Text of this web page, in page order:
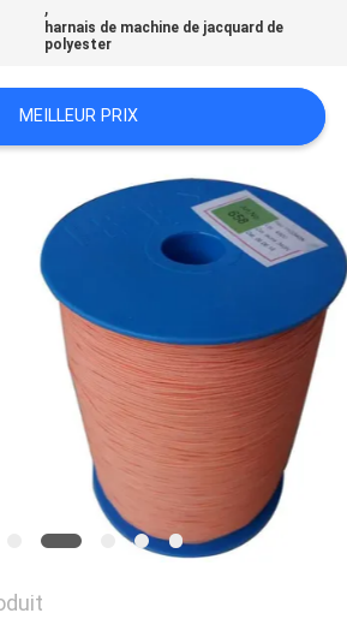
,
harnais de machine de jacquard de
polyester
MEILLEUR PRIX